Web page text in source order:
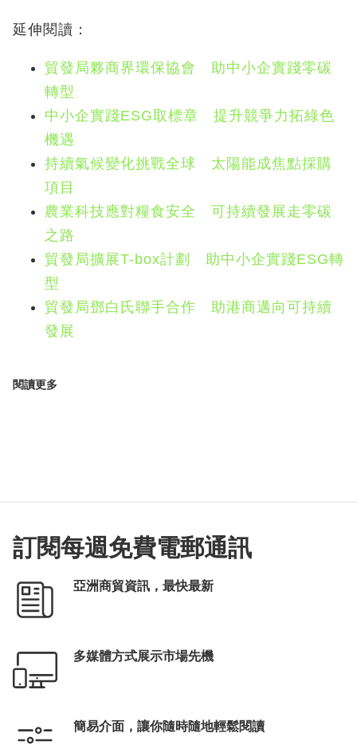
延伸閱讀：
貿發局夥商界環保協會 助中小企實踐零碳
轉型
中小企實踐ESG取標章 提升競爭力拓綠色
機遇
持續氣候變化挑戰全球 太陽能成焦點採購
項目
農業科技應對糧食安全 可持續發展走零碳
之路
貿發局擴展T-box計劃 助中小企實踐ESG轉
型
貿發局鄧白氏聯手合作 助港商邁向可持續
發展
閱讀更多
訂閱每週免費電郵通訊
亞洲商貿資訊，最快最新
多媒體方式展示市場先機
簡易介面，讓你隨時隨地輕鬆閱讀